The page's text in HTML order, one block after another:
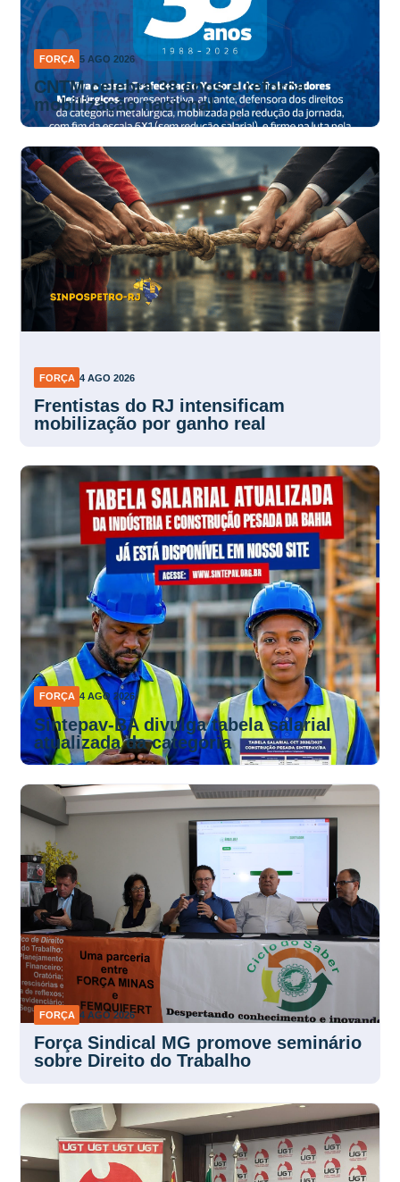
FORÇA 5 AGO 2026
CNTM celebra 38 anos e reforça
mobilização nacional
Frentistas do RJ intensificam
mobilização por ganho real
FORÇA 4 AGO 2026
Sintepav-BA divulga tabela salarial
atualizada da categoria
FORÇA 4 AGO 2026
Força Sindical MG promove seminário
sobre Direito do Trabalho